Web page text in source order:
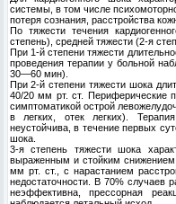
системы, в том числе
потеря сознания, расстройства
По тяжести течения
степень), средней тяжести (2-я
При 1-й степени тяжести
проведения терапии у больной
30—60 мин).
При 2-й степени тяжести шока
40/20 мм рт. ст. Периферические
симптоматикой острой
в легких, отек легких).
неустойчива, в течение первых
шока.
3-я степень тяжести шока
выраженным и стойким
мм рт. ст., с нарастанием
недостаточности. В 70% случаев
неэффективна, прессорная